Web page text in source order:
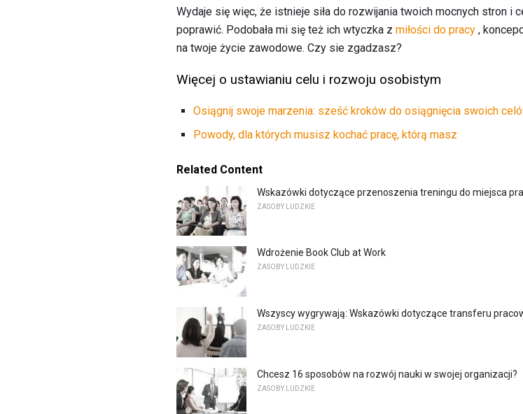
Wydaje się więc, że istnieje siła do rozwijania twoich mocnych stron
poprawić. Podobała mi się też ich wtyczka z miłości do pracy ,
na twoje życie zawodowe. Czy sie zgadzasz?
Więcej o ustawianiu celu i rozwoju osobistym
Osiągnij swoje marzenia: sześć kroków do osiągnięcia swoich
Powody, dla których musisz kochać pracę, którą masz
Related Content
Wskazówki dotyczące przenoszenia treningu do miejsca
ZASOBY LUDZKIE
Wdrożenie Book Club at Work
ZASOBY LUDZKIE
Wszyscy wygrywają: Wskazówki dotyczące transferu
ZASOBY LUDZKIE
Chcesz 16 sposobów na rozwój nauki w swojej organizacji?
ZASOBY LUDZKIE